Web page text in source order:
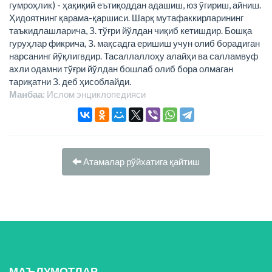
гумроҳлик) - ҳақиқий еътиқоддан адашиш, юз ўгириш, айниш.
Ҳидоятнинг қарама-қаршиси. Шарқ мутафаккирларининг
таъкидлашларича, З. тўғри йўлдан чиқиб кетишдир. Бошқа
гуруҳлар фикрича, З. мақсадга еришиш учун олиб борадиган
нарсанинг йўқлигвдир. Тасаллаллоҳу алайҳи ва салламвуф
ахли одамни тўғри йўлдан бошлаб олиб бора олмаган
тариқатни З. деб ҳисоблайди.
Манбаа: Ислом энциклопeдияси
Атамалар рўйхатига қайтиш